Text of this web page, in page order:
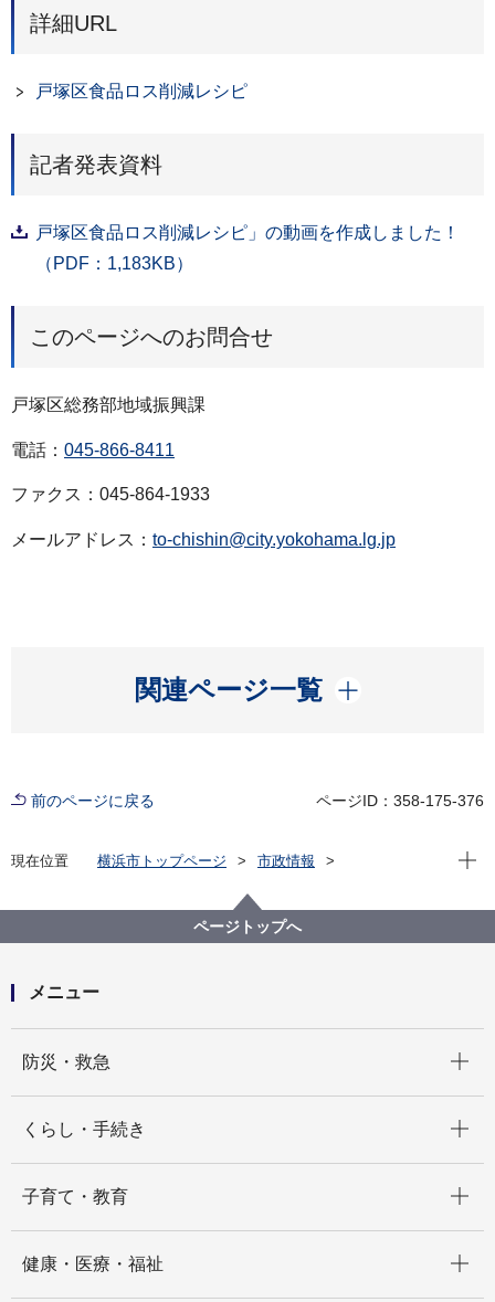
詳細URL
戸塚区食品ロス削減レシピ
記者発表資料
戸塚区食品ロス削減レシピ」の動画を作成しました！
（PDF：1,183KB）
このページへのお問合せ
戸塚区総務部地域振興課
電話： 045-866-8411
ファクス：045-864-1933
メールアドレス： to-chishin@city.yokohama.lg.jp
関連ページ一覧
開く
前のページに戻る ページID：358-175-376
現在位置 横浜市トップページ
市政情報
【記者発表】「戸塚区食品ロス削減レシピ」の動画を
作成しました！
現在
ページトップへ
メニュー
防災・救急
くらし・手続き
子育て・教育
健康・医療・福祉